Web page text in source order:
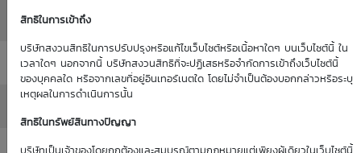
สิทธิในการเข้าถึง
บริษัทสงวนสิทธิในการปรับปรุงหรือแก้ไขเว็บไซต์หรือเนื้อหาใดๆ บนเว็บไซต์นี้ ใน
เวลาใดๆ นอกจากนี้ บริษัทสงวนสิทธิที่จะปฏิเสธหรือจำกัดการเข้าถึงเว็บไซต์นี้
ของบุคคลใด หรือจากเลขที่อยู่อินเทอร์เนตใด โดยไม่จำเป็นต้องบอกกล่าวหรือระบุ
เหตุผลในการดำเนินการนั้น
สิทธิในทรัพย์สินทางปัญญา
Sensitivity
Time Decay (%)
: 0.00%
Implied Volatility